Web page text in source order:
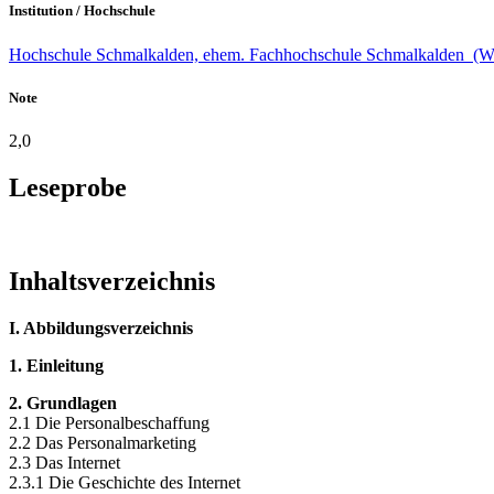
Institution / Hochschule
Hochschule Schmalkalden, ehem. Fachhochschule Schmalkalden
Note
2,0
Leseprobe
Inhaltsverzeichnis
I. Abbildungsverzeichnis
1. Einleitung
2. Grundlagen
2.1 Die Personalbeschaffung
2.2 Das Personalmarketing
2.3 Das Internet
2.3.1 Die Geschichte des Internet